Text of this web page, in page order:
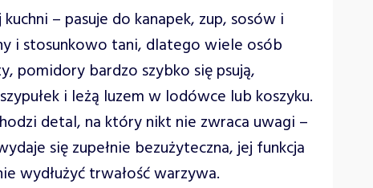
– pasuje do kanapek, zup, sosów i
i stosunkowo tani, dlatego wiele osób
pomidory bardzo szybko się psują,
i leżą luzem w lodówce lub koszyku.
detal, na który nikt nie zwraca uwagi –
się zupełnie bezużyteczna, jej funkcja
wydłużyć trwałość warzywa.